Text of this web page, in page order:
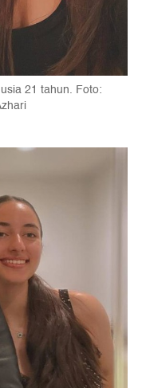
21 tahun. Foto: